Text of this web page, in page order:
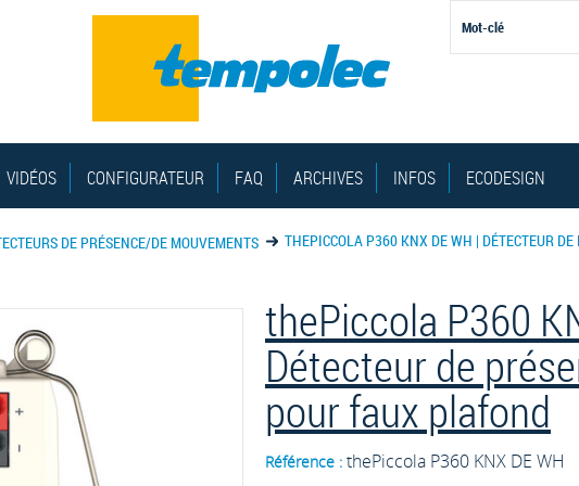
VIDÉOS CONFIGURATEUR FAQ ARCHIVES INFOS ECODESIGN
DE PRÉSENCE/DE MOUVEMENTS THEPICCOLA P360 KNX DE WH | DÉTECTEUR
thePiccola P360
Détecteur de
pour faux plafond
Référence : thePiccola P360 KNX DE WH